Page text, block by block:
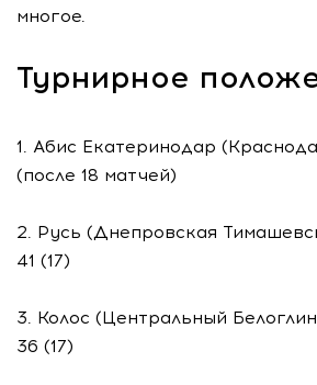
многое.
Турнирное
1. Абис Екатеринодар
(после 18 матчей)
2. Русь (Днепровская
41 (17)
3. Колос (Центральный
36 (17)